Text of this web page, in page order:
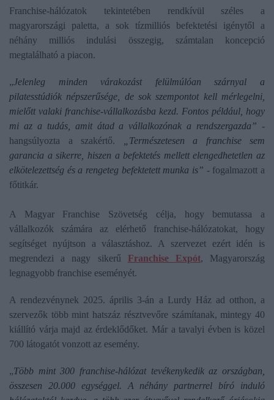
Franchise-hálózatok tekintetében rendkívül széles a
magyarországi paletta, a sok tízmilliós befektetési igénytől a
néhány milliós indulási összegig, számtalan koncepció
megtalálható a piacon.
„Jelenleg minden várakozást felülmúlóan szárnyal a
pilatesstúdiók népszerűsége, de sok szempontot kell mérlegelni,
mielőtt valaki franchise-vállalkozásba kezd. Fontos például, hogy
mi az a tudás, amit átad a vállalkozónak a rendszergazda” -
hangsúlyozta a szakértő.
„Természetesen a franchise sem
garancia a sikerre, hiszen a befektetés mellett elengedhetetlen az
elkötelezettség és a rengeteg befektetett munka is” - fogalmazott a
főtitkár.
A Magyar Franchise Szövetség célja, hogy bemutassa a
vállalkozók számára az elérhető franchise-hálózatokat, hogy
segítséget nyújtson a választáshoz. A szervezet ezért idén is
megrendezi a nagy sikerű Franchise Expót, Magyarország
legnagyobb franchise eseményét.
A rendezvénynek 2025. április 3-án a Lurdy Ház ad otthon, a
szervezők több mint hatszáz résztvevőre számítanak, mintegy 40
kiállító várja majd az érdeklődőket. Már a tavalyi évben is közel
700 látogatót vonzott az esemény.
„Több mint 300 franchise-hálózat tevékenykedik az országban,
összesen 20.000 egységgel. A néhány partnerrel bíró induló